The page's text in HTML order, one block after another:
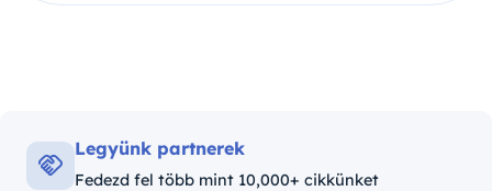
Legyünk partnerek
Fedezd fel több mint 10,000+ cikkünket